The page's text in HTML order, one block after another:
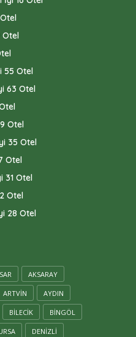
Otel
55 Otel
63 Otel
Otel
35 Otel
Otel
31 Otel
Otel
28 Otel
AKSARAY
ARTVIN AYDIN
BILECIK BINGÖL
DENIZLI